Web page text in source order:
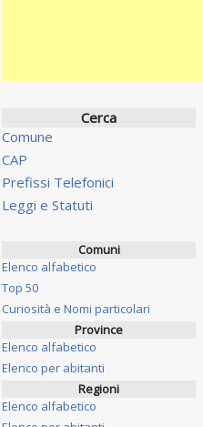
Cerca
Comune
CAP
Prefissi Telefonici
Leggi e Statuti
Comuni
Elenco alfabetico
Top 50
Curiosità e Nomi particolari
Province
Elenco alfabetico
Elenco per abitanti
Regioni
Elenco alfabetico